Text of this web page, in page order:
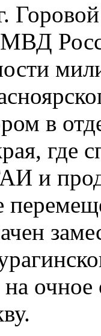
в
где
и
на